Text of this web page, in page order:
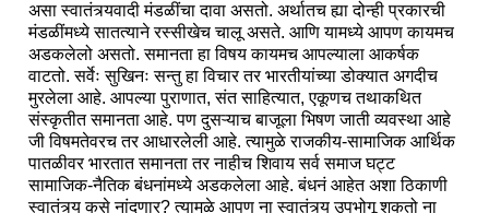
असा स्वातंत्र्यवादी मंडळींचा दावा असतो. अर्थातच ह्या दोन्ही प्रकारची
मंडळींमध्ये सातत्याने रस्सीखेच चालू असते. आणि यामध्ये आपण कायमच
अडकलेलो असतो. समानता हा विषय कायमच आपल्याला आकर्षक
वाटतो. सर्वेः सुखिनः सन्तु हा विचार तर भारतीयांच्या डोक्यात अगदीच
मुरलेला आहे. आपल्या पुराणात, संत साहित्यात, एकूणच तथाकथित
संस्कृतीत समानता आहे. पण दुसऱ्याच बाजूला भिषण जाती व्यवस्था आहे
जी विषमतेवरच तर आधारलेली आहे. त्यामुळे राजकीय-सामाजिक आर्थिक
पातळीवर भारतात समानता तर नाहीच शिवाय सर्व समाज घट्ट
सामाजिक-नैतिक बंधनांमध्ये अडकलेला आहे. बंधनं आहेत अशा ठिकाणी
स्वातंत्र्य कसे नांदणार? त्यामुळे आपण ना स्वातंत्र्य उपभोगू शकतो ना